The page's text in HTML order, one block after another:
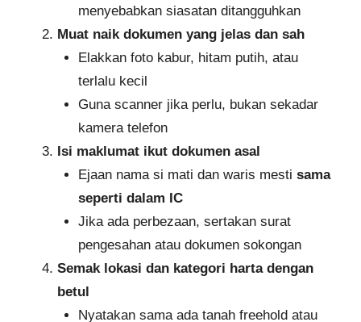
menyebabkan siasatan ditangguhkan
Muat naik dokumen yang jelas dan sah
Elakkan foto kabur, hitam putih, atau
terlalu kecil
Guna scanner jika perlu, bukan sekadar
kamera telefon
Isi maklumat ikut dokumen asal
Ejaan nama si mati dan waris mesti sama
seperti dalam IC
Jika ada perbezaan, sertakan surat
pengesahan atau dokumen sokongan
Semak lokasi dan kategori harta dengan
betul
Nyatakan sama ada tanah freehold atau